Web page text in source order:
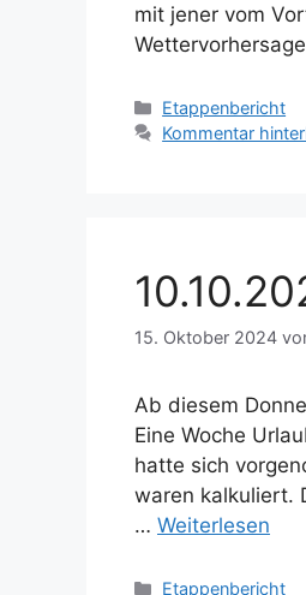
mit jener vom
Kategorien
Etappenbericht
Kommentar
15. Oktober 2024
Ab diesem
Eine Woche
hatte sich
waren kalkuliert.
… Weiterlesen
Kategorien
Etappenbericht